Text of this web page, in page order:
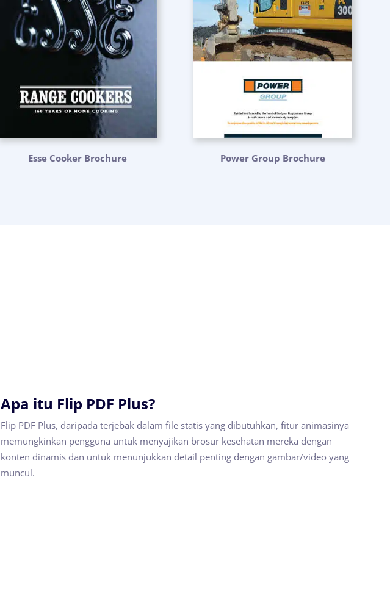
Esse Cooker Brochure Power Group Brochure
Apa itu Flip PDF Plus?
Flip PDF Plus, daripada terjebak dalam file statis yang dibutuhkan, fitur animasinya
memungkinkan pengguna untuk menyajikan brosur kesehatan mereka dengan
konten dinamis dan untuk menunjukkan detail penting dengan gambar/video yang
muncul.